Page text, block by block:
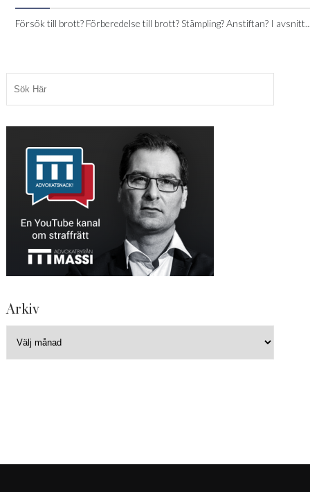
Försök till brott? Förberedelse till brott? Stämpling? Anstiftan? I
Arkiv